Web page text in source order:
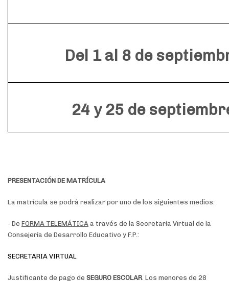
Del 1 al 8 de
24 y 25 de
PRESENTACIÓN DE MATRÍCULA
La matrícula se podrá realizar por uno de los siguientes medios:
- De FORMA TELEMÁTICA a través de la Secretaría Virtual de la
Consejería de Desarrollo Educativo y F.P.:
SECRETARIA VIRTUAL
Justificante de pago de SEGURO ESCOLAR . Los menores de 28